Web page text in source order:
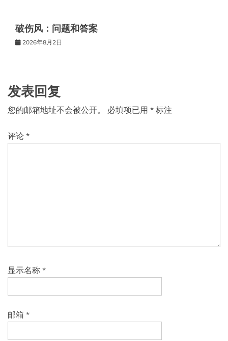
破伤风：问题和答案
2026年8月2日
发表回复
您的邮箱地址不会被公开。 必填项已用 * 标注
评论 *
显示名称 *
邮箱 *